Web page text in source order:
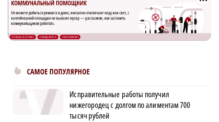
САМОЕ ПОПУЛЯРНОЕ
Исправительные работы получил
нижегородец с долгом по алиментам 700
тысяч рублей